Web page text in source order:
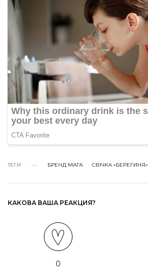
ТЕГИ БРЕНД МАГА СВІЧКА «БЕРЕГИНЯ»
КАКОВА ВАША РЕАКЦИЯ?
0